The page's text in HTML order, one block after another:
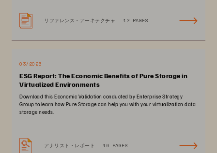
リファレンス・アーキテクチャ 12 PAGES
03/2025
ESG Report: The Economic Benefits of Pure Storage in
Virtualized Environments
Download this Economic Validation conducted by Enterprise Strategy
Group to learn how Pure Storage can help you with your virtualization data
storage needs.
アナリスト・レポート 16 PAGES